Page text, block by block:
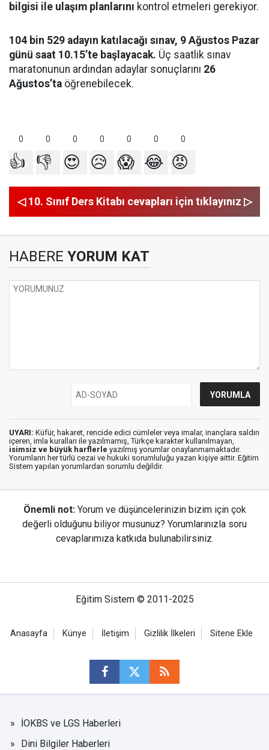
bilgisi ile ulaşım planlarını kontrol etmeleri gerekiyor.
104 bin 529 adayın katılacağı sınav, 9 Ağustos Pazar
günü saat 10.15’te başlayacak. Üç saatlik sınav
maratonunun ardından adaylar sonuçlarını 26
Ağustos’ta öğrenebilecek.
0 0 0 0 0 0 0
👍 👎 😍 😥 😱 😂 😡
◁ 10. Sınıf Ders Kitabı cevapları için tıklayınız ▷
HABERE YORUM KAT
UYARI: Küfür, hakaret, rencide edici cümleler veya imalar, inançlara saldırı
içeren, imla kuralları ile yazılmamış, Türkçe karakter kullanılmayan,
isimsiz ve büyük harflerle yazılmış yorumlar onaylanmamaktadır.
Yorumların her türlü cezai ve hukuki sorumluluğu yazan kişiye aittir. Eğitim
Sistem yapılan yorumlardan sorumlu değildir.
Önemli not: Yorum ve düşüncelerinizin bizim için çok
değerli olduğunu biliyor musunuz? Yorumlarınızla soru
cevaplarımıza katkıda bulunabilirsiniz.
Eğitim Sistem © 2011-2025
Anasayfa Künye İletişim Gizlilik İlkeleri Sitene Ekle
İOKBS ve LGS Haberleri
Dini Bilgiler Haberleri